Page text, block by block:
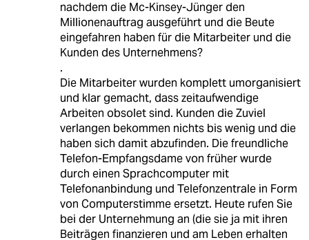
nachdem die Mc-Kinsey-Jünger den
Millionenauftrag ausgeführt und die Beute
eingefahren haben für die Mitarbeiter und die
Kunden des Unternehmens?
.
Die Mitarbeiter wurden komplett umorganisiert
und klar gemacht, dass zeitaufwendige
Arbeiten obsolet sind. Kunden die Zuviel
verlangen bekommen nichts bis wenig und die
haben sich damit abzufinden. Die freundliche
Telefon-Empfangsdame von früher wurde
durch einen Sprachcomputer mit
Telefonanbindung und Telefonzentrale in Form
von Computerstimme ersetzt. Heute rufen Sie
bei der Unternehmung an (die sie ja mit ihren
Beiträgen finanzieren und am Leben erhalten